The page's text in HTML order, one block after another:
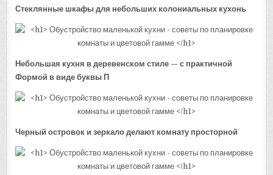
Стеклянные шкафы для небольших колониальных кухонь
Небольшая кухня в деревенском стиле — с практичной
Формой в виде буквы П
Черный островок и зеркало делают комнату просторной